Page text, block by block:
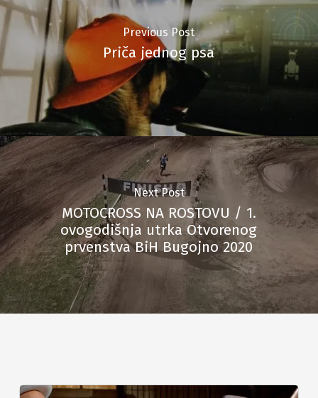
Previous Post
Priča jednog psa
Next Post
MOTOCROSS NA ROSTOVU / 1.
ovogodišnja utrka Otvorenog
prvenstva BiH Bugojno 2020